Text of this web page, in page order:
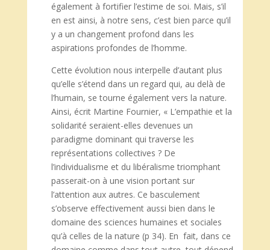
également à fortifier l’estime de soi. Mais, s’il
en est ainsi, à notre sens, c’est bien parce qu’il
y a un changement profond dans les
aspirations profondes de l’homme.
Cette évolution nous interpelle d’autant plus
qu’elle s’étend dans un regard qui, au delà de
l’humain, se tourne également vers la nature.
Ainsi, écrit Martine Fournier, « L’empathie et la
solidarité seraient-elles devenues un
paradigme dominant qui traverse les
représentations collectives ? De
l’individualisme et du libéralisme triomphant
passerait-on à une vision portant sur
l’attention aux autres. Ce basculement
s’observe effectivement aussi bien dans le
domaine des sciences humaines et sociales
qu’à celles de la nature (p 34). En fait, dans ce